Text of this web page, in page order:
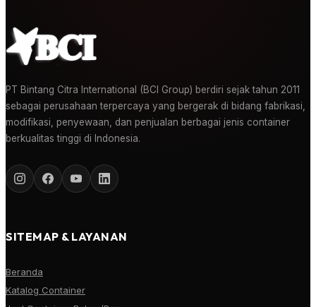
PT Bintang Citra International (BCI Group) berdiri sejak tahun 2011
sebagai perusahaan terpercaya yang bergerak di bidang fabrikasi,
modifikasi, penyewaan, dan penjualan berbagai jenis container
berkualitas tinggi di Indonesia.
SITEMAP & LAYANAN
Beranda
Katalog Container